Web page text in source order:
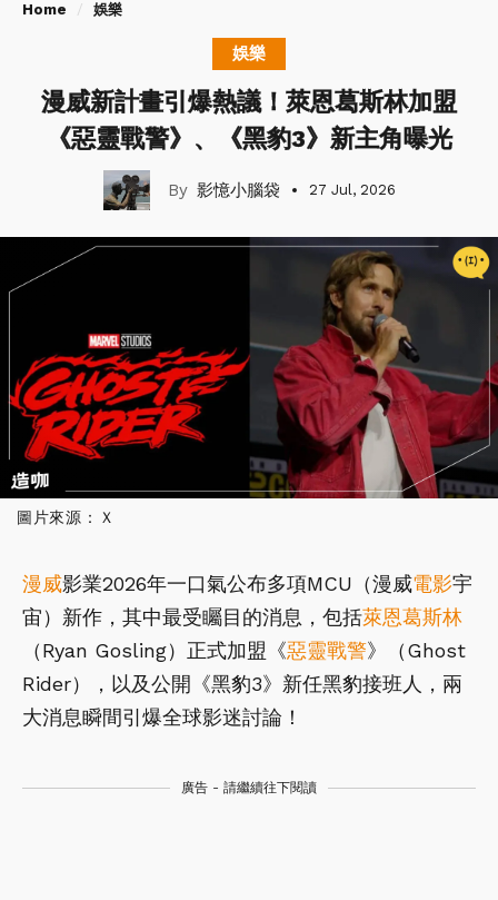
Home 娛樂
娛樂
漫威新計畫引爆熱議！萊恩葛斯林加盟
《惡靈戰警》、《黑豹3》新主角曝光
影憶小腦袋 27 Jul, 2026
圖片來源：Ｘ
漫威影業2026年一口氣公布多項MCU（漫威電影宇
宙）新作，其中最受矚目的消息，包括萊恩葛斯林
（Ryan Gosling）正式加盟《惡靈戰警》（Ghost
Rider），以及公開《黑豹3》新任黑豹接班人，兩
大消息瞬間引爆全球影迷討論！
廣告 - 請繼續往下閱讀